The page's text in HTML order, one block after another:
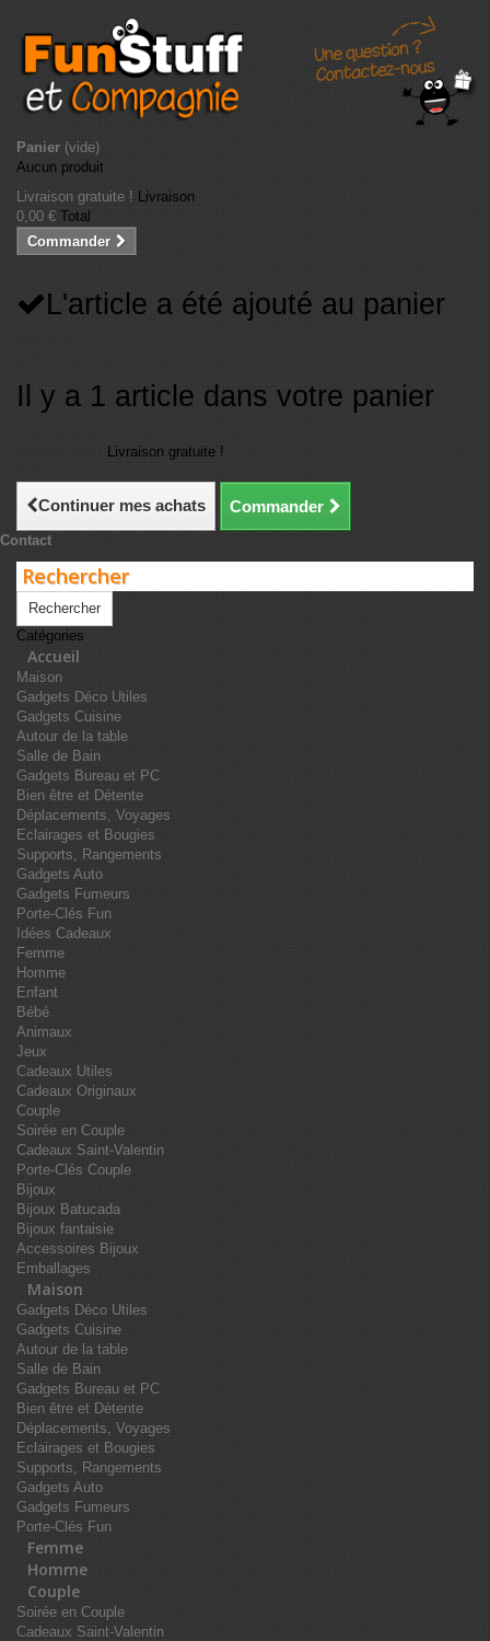
Panier (vide)
Aucun produit
Livraison gratuite !
Livraison
0,00 € Total
Commander
L'article a été ajouté au panier
Il y a 1 article dans votre panier
Livraison gratuite !
Continuer mes achats Commander
Contact
Rechercher
Catégories
Accueil
Maison
Gadgets Déco Utiles
Gadgets Cuisine
Autour de la table
Salle de Bain
Gadgets Bureau et PC
Bien être et Détente
Déplacements, Voyages
Eclairages et Bougies
Supports, Rangements
Gadgets Auto
Gadgets Fumeurs
Porte-Clés Fun
Idées Cadeaux
Femme
Homme
Enfant
Bébé
Animaux
Jeux
Cadeaux Utiles
Cadeaux Originaux
Couple
Soirée en Couple
Cadeaux Saint-Valentin
Porte-Clés Couple
Bijoux
Bijoux Batucada
Bijoux fantaisie
Accessoires Bijoux
Emballages
Maison
Gadgets Déco Utiles
Gadgets Cuisine
Autour de la table
Salle de Bain
Gadgets Bureau et PC
Bien être et Détente
Déplacements, Voyages
Eclairages et Bougies
Supports, Rangements
Gadgets Auto
Gadgets Fumeurs
Porte-Clés Fun
Femme
Homme
Couple
Soirée en Couple
Cadeaux Saint-Valentin